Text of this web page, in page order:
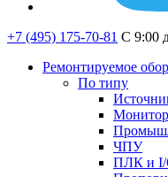
+7 (495) 175-70-81 C 9:00
Ремонтируемое
По типу
ЧПУ
ПЛК и I/